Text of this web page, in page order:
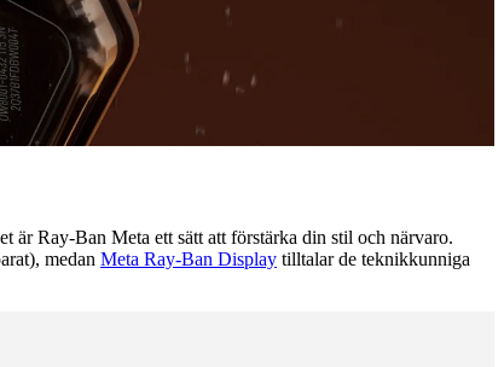
är Ray-Ban Meta ett sätt att förstärka din stil och närvaro.
medan Meta Ray-Ban Display tilltalar de teknikkunniga